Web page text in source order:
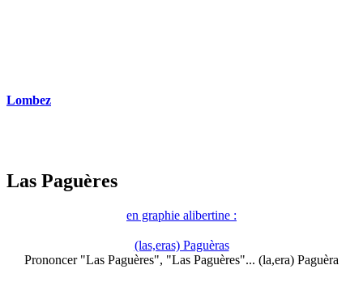
Lombez
Las Paguères
en graphie alibertine :
(las,eras) Paguèras
Prononcer "Las Paguères", "Las Paguères"... (la,era) Paguèra